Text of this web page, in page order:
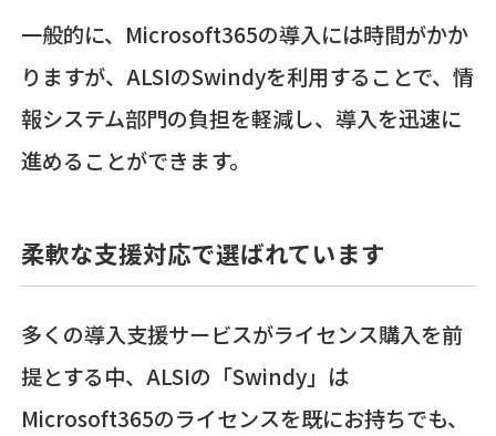
一般的に、Microsoft365の導入には時間がかか
りますが、ALSIのSwindyを利用することで、情
報システム部門の負担を軽減し、導入を迅速に
進めることができます。
柔軟な支援対応で選ばれています
多くの導入支援サービスがライセンス購入を前
提とする中、ALSIの「Swindy」は
Microsoft365のライセンスを既にお持ちでも、